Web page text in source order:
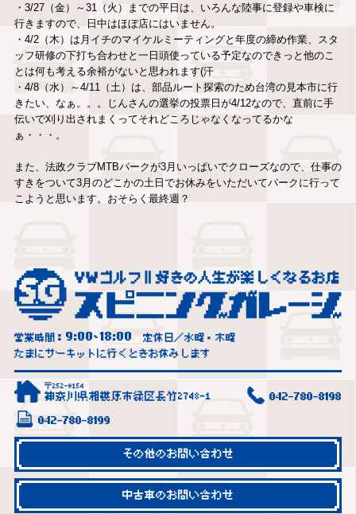
・3/27（金）～31（火）までの平日は、いろんな陸事に登録や車検に
行きますので、日中はほぼ店にはいません。
・4/2（木）は月イチのマイケルミーティングと年度の締め作業、スタ
ッフ研修の下打ち合わせと一日頭使っている予定なのできっと他のこ
とは何も考える余裕がないと思われます(汗
・4/8（水）～4/11（土）は、部品ルート探索のため台湾の見本市に行
きたい、なぁ。。。じんさんの選挙の投票日が4/12なので、直前に手
伝いで刈り出されまくってそれどころじゃなくなってるかな
ぁ・・・。
また、法政クラブMTBパークが3月いっぱいでクローズなので、仕事の
すきをついて3月のどこかの土日でお休みをいただいてパークに行って
こようと思います。おそらく最終週？
営業時間： 9:00~18:00
定休日／水曜・木曜
たまにサーキットに行くときお休みします
〒252-0154
神奈川県相模原市緑区長竹2748-1 042-780-8198
042-780-8199
その他のお問い合わせ
中古車のお問い合わせ